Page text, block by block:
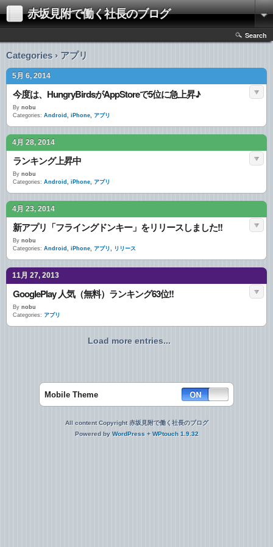
赤坂見附で働く社長のブログ
Search
Categories › アプリ
5月 6, 2014
今度は、HungryBirdsがAppStoreで5位に急上昇♪
By nobu
Categories: Android , iPhone, アプリ
4月 28, 2014
ランキング上昇中
By nobu
Categories: Android , iPhone, アプリ
4月 23, 2014
新アプリ「フライングドンキー」をリリースしました!!
By nobu
Categories: Android , iPhone, アプリ , リリース
11月 27, 2013
GooglePlay 人気（無料）ランキング63位!!
By nobu
Categories: アプリ
Load more entries...
Mobile Theme
All content Copyright 赤坂見附で働く社長のブログ
Powered by WordPress + WPtouch 1.9.32